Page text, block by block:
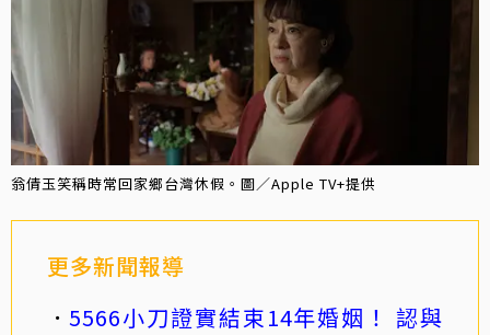
翁倩玉笑稱時常回家鄉台灣休假。圖／Apple TV+提供
更多新聞報導
5566小刀證實結束14年婚姻！ 認與